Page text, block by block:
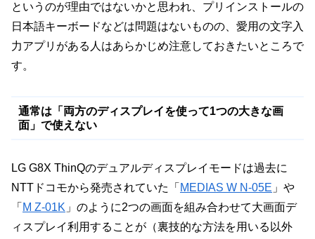
というのが理由ではないかと思われ、プリインストールの
日本語キーボードなどは問題はないものの、愛用の文字入
力アプリがある人はあらかじめ注意しておきたいところで
す。
通常は「両方のディスプレイを使って1つの大きな画
面」で使えない
LG G8X ThinQのデュアルディスプレイモードは過去に
NTTドコモから発売されていた「 MEDIAS W N-05E 」や
「 M Z-01K 」のように2つの画面を組み合わせて大画面デ
ィスプレイ利用することが（裏技的な方法を用いる以外